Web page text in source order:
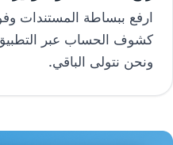
ارفع ببساطة المستندات
كشوف الحساب عبر التطبيق
ونحن نتولى الباقي.